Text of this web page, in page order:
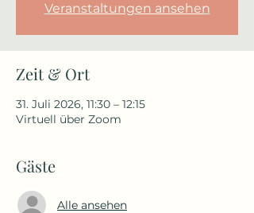
Veranstaltungen ansehen
Zeit & Ort
31. Juli 2026, 11:30 – 12:15
Virtuell über Zoom
Gäste
Alle ansehen